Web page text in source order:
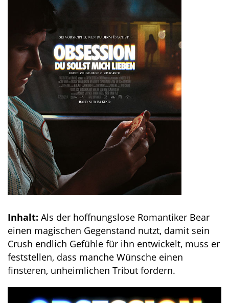
Inhalt: Als der hoffnungslose Romantiker Bear
einen magischen Gegenstand nutzt, damit sein
Crush endlich Gefühle für ihn entwickelt, muss er
feststellen, dass manche Wünsche einen
finsteren, unheimlichen Tribut fordern.